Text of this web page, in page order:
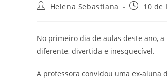
PostHelena Sebastiana
Post10 de
No primeiro dia de aulas deste ano,
diferente, divertida e inesquecível.
A professora convidou uma ex-aluna